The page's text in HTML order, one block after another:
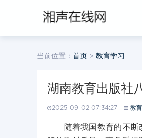
当前位置： 首页 > 教育学习
湖南教育出版社
2025-09-02 07:34:27 教
随着我国教育的不断改